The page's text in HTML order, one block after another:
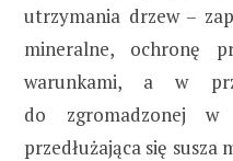
utrzymania drzew –
mineralne, ochronę
warunkami, a w
do zgromadzonej w
przedłużająca się susza